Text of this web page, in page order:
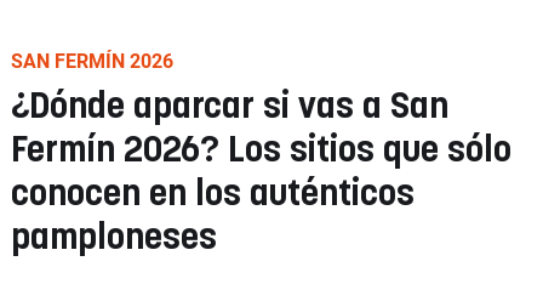
SAN FERMÍN 2026
¿Dónde aparcar si vas a San
Fermín 2026? Los sitios que sólo
conocen en los auténticos
pamploneses